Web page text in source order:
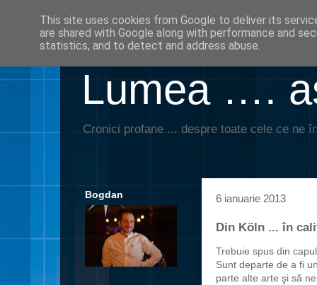
Lumea ….
Cronici profane ... despre toate cele ce ne
6 ianuarie 2013
Din Köln ... în
Trebuie spus din
Sunt departe de a fi
parte alte arte şi să
Bogdan
This site uses cookies from Google to deliver its
are shared with Google along with performance and
statistics, and to detect and address abuse.